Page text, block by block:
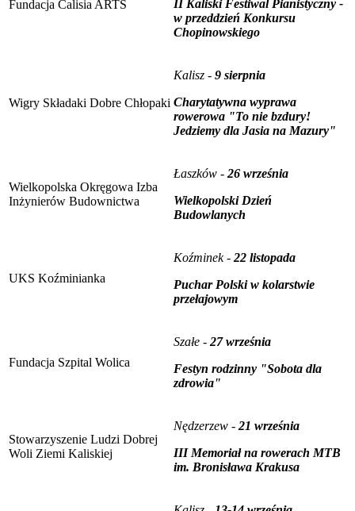
Fundacja Calisia ARTS
II Kaliski Festiwal Pianistyczny -
w przeddzień Konkursu
Chopinowskiego
Wigry Składaki Dobre Chłopaki
Kalisz - 9 sierpnia
Charytatywna wyprawa
rowerowa "To nie bzdury!
Jedziemy dla Jasia na Mazury"
Wielkopolska Okręgowa Izba
Inżynierów Budownictwa
Łaszków - 26 września
Wielkopolski Dzień
Budowlanych
UKS Koźminianka
Koźminek - 22 listopada
Puchar Polski w kolarstwie
przełajowym
Fundacja Szpital Wolica
Szałe - 27 września
Festyn rodzinny "Sobota dla
zdrowia"
Stowarzyszenie Ludzi Dobrej
Woli Ziemi Kaliskiej
Nędzerzew - 21 września
III Memoriał na rowerach MTB
im. Bronisława Krakusa